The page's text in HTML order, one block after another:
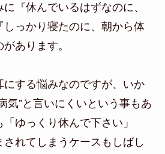
『休んでいるはずなのに、
っかり寝たのに、朝から体
あります。
にする悩みなのですが、いか
気”と言いにくいという事もあ
ゆっくり休んで下さい」
されてしまうケースもしばし